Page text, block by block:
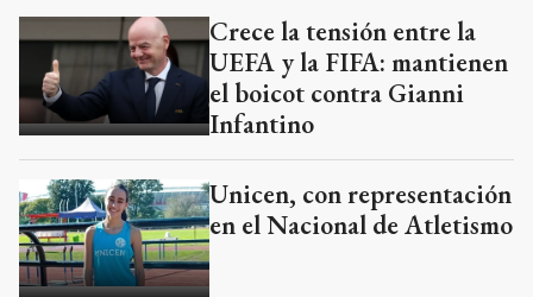
Crece la tensión entre la
UEFA y la FIFA: mantienen
el boicot contra Gianni
Infantino
Unicen, con representación
en el Nacional de Atletismo